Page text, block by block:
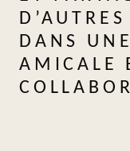
DANS
AMICALE